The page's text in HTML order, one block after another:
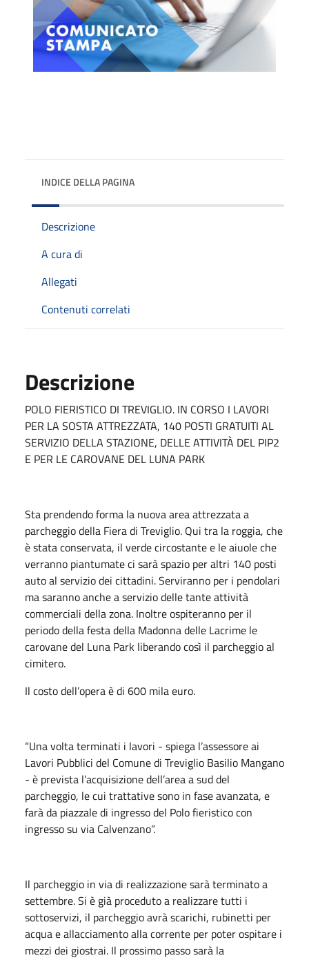
INDICE DELLA PAGINA
Descrizione
A cura di
Allegati
Contenuti correlati
Descrizione
POLO FIERISTICO DI TREVIGLIO. IN CORSO I LAVORI
PER LA SOSTA ATTREZZATA, 140 POSTI GRATUITI AL
SERVIZIO DELLA STAZIONE, DELLE ATTIVITÀ DEL PIP2
E PER LE CAROVANE DEL LUNA PARK
Sta prendendo forma la nuova area attrezzata a
parcheggio della Fiera di Treviglio. Qui tra la roggia, che
è stata conservata, il verde circostante e le aiuole che
verranno piantumate ci sarà spazio per altri 140 posti
auto al servizio dei cittadini. Serviranno per i pendolari
ma saranno anche a servizio delle tante attività
commerciali della zona. Inoltre ospiteranno per il
periodo della festa della Madonna delle Lacrime le
carovane del Luna Park liberando così il parcheggio al
cimitero.
Il costo dell’opera è di 600 mila euro.
“Una volta terminati i lavori - spiega l’assessore ai
Lavori Pubblici del Comune di Treviglio Basilio Mangano
- è prevista l’acquisizione dell’area a sud del
parcheggio, le cui trattative sono in fase avanzata, e
farà da piazzale di ingresso del Polo fieristico con
ingresso su via Calvenzano”.
Il parcheggio in via di realizzazione sarà terminato a
settembre. Si è già proceduto a realizzare tutti i
sottoservizi, il parcheggio avrà scarichi, rubinetti per
acqua e allacciamento alla corrente per poter ospitare i
mezzi dei giostrai. Il prossimo passo sarà la